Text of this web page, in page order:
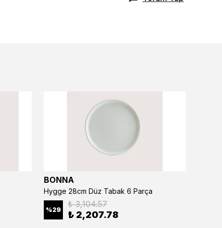
BONNA
Hygge 28cm Düz Tabak 6 Parça
%29
₺ 3,104.57
₺ 2,207.78